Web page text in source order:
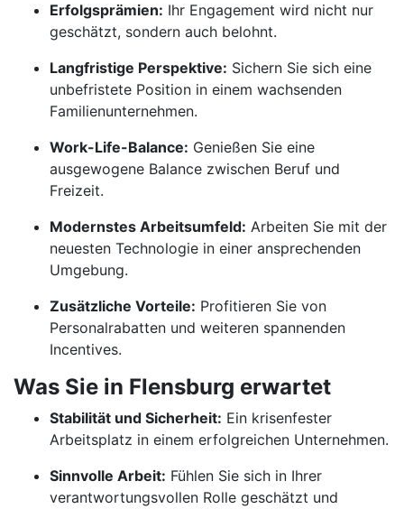
Erfolgsprämien: Ihr Engagement wird nicht nur
geschätzt, sondern auch belohnt.
Langfristige Perspektive: Sichern Sie sich eine
unbefristete Position in einem wachsenden
Familienunternehmen.
Work-Life-Balance: Genießen Sie eine
ausgewogene Balance zwischen Beruf und
Freizeit.
Modernstes Arbeitsumfeld: Arbeiten Sie mit der
neuesten Technologie in einer ansprechenden
Umgebung.
Zusätzliche Vorteile: Profitieren Sie von
Personalrabatten und weiteren spannenden
Incentives.
Was Sie in Flensburg erwartet
Stabilität und Sicherheit: Ein krisenfester
Arbeitsplatz in einem erfolgreichen Unternehmen.
Sinnvolle Arbeit: Fühlen Sie sich in Ihrer
verantwortungsvollen Rolle geschätzt und